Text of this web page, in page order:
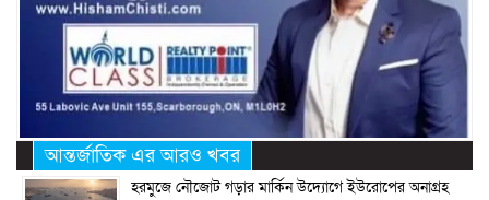
আন্তর্জাতিক এর আরও খবর
হরমুজে নৌজোট গড়ার মার্কিন উদ্যোগে ইউরোপের অনাগ্রহ